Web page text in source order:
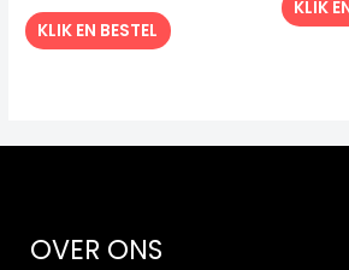
KLIK EN BESTEL
KLIK
OVER ONS